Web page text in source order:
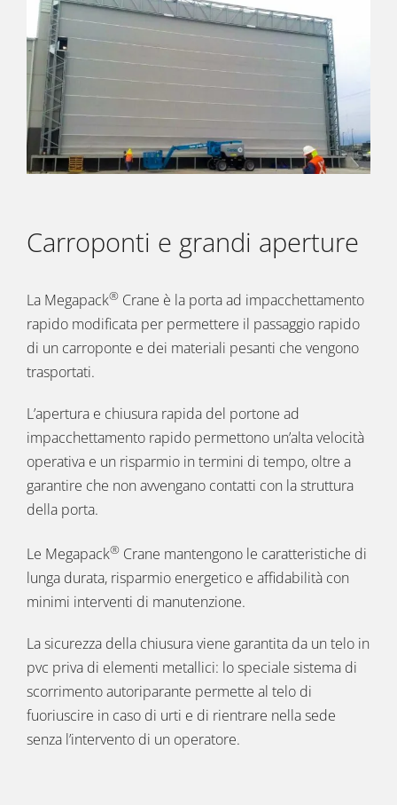
Carroponti e grandi aperture
La Megapack®Crane è la porta ad impacchettamento
rapido modificata per permettere il passaggio rapido
di un carroponte e dei materiali pesanti che vengono
trasportati.
L’apertura e chiusura rapida del portone ad
impacchettamento rapido permettono un’alta velocità
operativa e un risparmio in termini di tempo, oltre a
garantire che non avvengano contatti con la struttura
della porta.
Le Megapack®Crane mantengono le caratteristiche di
lunga durata, risparmio energetico e affidabilità con
minimi interventi di manutenzione.
La sicurezza della chiusura viene garantita da un telo in
pvc priva di elementi metallici: lo speciale sistema di
scorrimento autoriparante permette al telo di
fuoriuscire in caso di urti e di rientrare nella sede
senza l’intervento di un operatore.